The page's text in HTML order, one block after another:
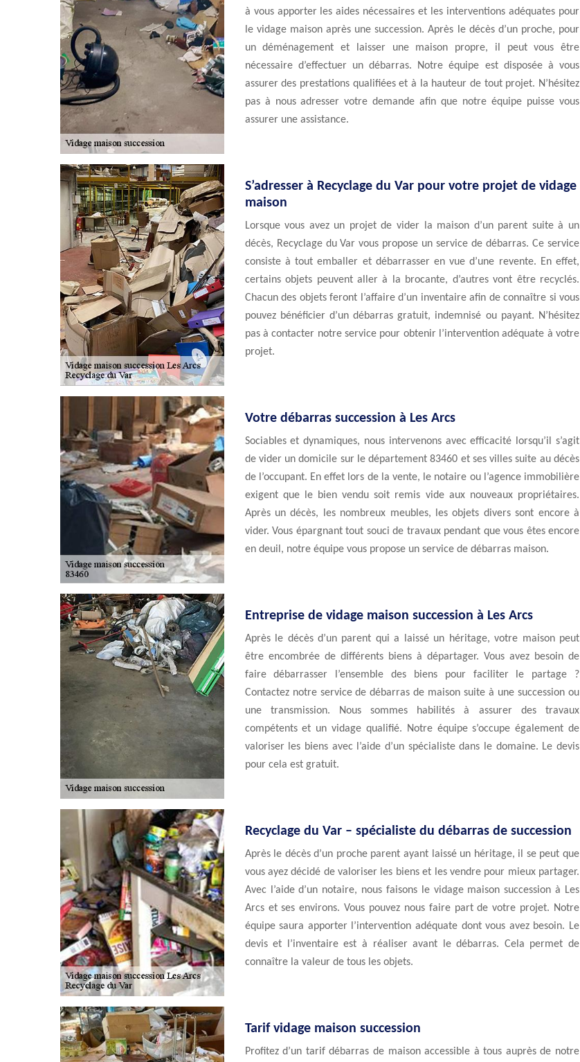
à vous apporter les aides nécessaires et les interventions adéquates pour
le vidage maison après une succession. Après le décès d’un proche, pour
un déménagement et laisser une maison propre, il peut vous être
nécessaire d’effectuer un débarras. Notre équipe est disposée à vous
assurer des prestations qualifiées et à la hauteur de tout projet. N’hésitez
pas à nous adresser votre demande afin que notre équipe puisse vous
assurer une assistance.
S’adresser à Recyclage du Var pour votre projet de vidage
maison
Lorsque vous avez un projet de vider la maison d’un parent suite à un
décès, Recyclage du Var vous propose un service de débarras. Ce service
consiste à tout emballer et débarrasser en vue d’une revente. En effet,
certains objets peuvent aller à la brocante, d’autres vont être recyclés.
Chacun des objets feront l’affaire d’un inventaire afin de connaître si vous
pouvez bénéficier d’un débarras gratuit, indemnisé ou payant. N’hésitez
pas à contacter notre service pour obtenir l’intervention adéquate à votre
projet.
Votre débarras succession à Les Arcs
Sociables et dynamiques, nous intervenons avec efficacité lorsqu’il s’agit
de vider un domicile sur le département 83460 et ses villes suite au décès
de l’occupant. En effet lors de la vente, le notaire ou l’agence immobilière
exigent que le bien vendu soit remis vide aux nouveaux propriétaires.
Après un décès, les nombreux meubles, les objets divers sont encore à
vider. Vous épargnant tout souci de travaux pendant que vous êtes encore
en deuil, notre équipe vous propose un service de débarras maison.
Entreprise de vidage maison succession à Les Arcs
Après le décès d’un parent qui a laissé un héritage, votre maison peut
être encombrée de différents biens à départager. Vous avez besoin de
faire débarrasser l’ensemble des biens pour faciliter le partage ?
Contactez notre service de débarras de maison suite à une succession ou
une transmission. Nous sommes habilités à assurer des travaux
compétents et un vidage qualifié. Notre équipe s’occupe également de
valoriser les biens avec l’aide d’un spécialiste dans le domaine. Le devis
pour cela est gratuit.
Recyclage du Var – spécialiste du débarras de succession
Après le décès d’un proche parent ayant laissé un héritage, il se peut que
vous ayez décidé de valoriser les biens et les vendre pour mieux partager.
Avec l’aide d’un notaire, nous faisons le vidage maison succession à Les
Arcs et ses environs. Vous pouvez nous faire part de votre projet. Notre
équipe saura apporter l’intervention adéquate dont vous avez besoin. Le
devis et l’inventaire est à réaliser avant le débarras. Cela permet de
connaître la valeur de tous les objets.
Tarif vidage maison succession
Profitez d’un tarif débarras de maison accessible à tous auprès de notre